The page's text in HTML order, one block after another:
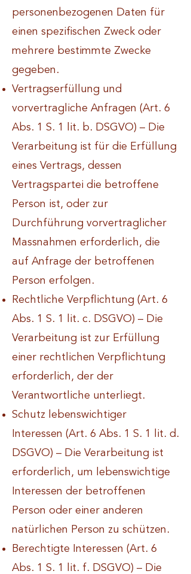
personenbezogenen Daten für
einen spezifischen Zweck oder
mehrere bestimmte Zwecke
gegeben.
Vertragserfüllung und
vorvertragliche Anfragen (Art. 6
Abs. 1 S. 1 lit. b. DSGVO) – Die
Verarbeitung ist für die Erfüllung
eines Vertrags, dessen
Vertragspartei die betroffene
Person ist, oder zur
Durchführung vorvertraglicher
Massnahmen erforderlich, die
auf Anfrage der betroffenen
Person erfolgen.
Rechtliche Verpflichtung (Art. 6
Abs. 1 S. 1 lit. c. DSGVO) – Die
Verarbeitung ist zur Erfüllung
einer rechtlichen Verpflichtung
erforderlich, der der
Verantwortliche unterliegt.
Schutz lebenswichtiger
Interessen (Art. 6 Abs. 1 S. 1 lit. d.
DSGVO) – Die Verarbeitung ist
erforderlich, um lebenswichtige
Interessen der betroffenen
Person oder einer anderen
natürlichen Person zu schützen.
Berechtigte Interessen (Art. 6
Abs. 1 S. 1 lit. f. DSGVO) – Die